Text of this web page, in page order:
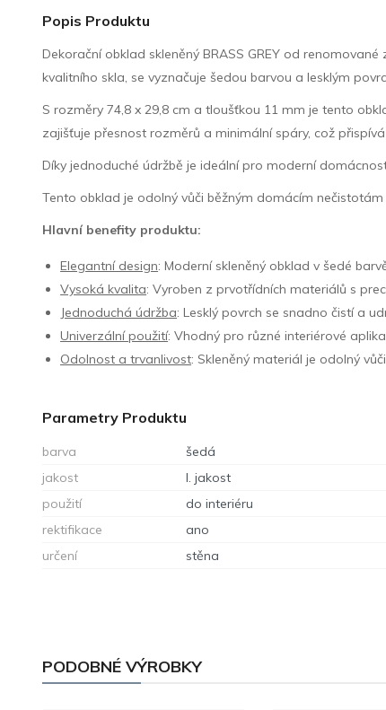
Popis Produktu
Dekorační obklad skleněný BRASS GREY od
kvalitního skla, se vyznačuje šedou barvou a lesklým
S rozměry 74,8 x 29,8 cm a tloušťkou 11 mm je tento
zajišťuje přesnost rozměrů a minimální spáry, což
Díky jednoduché údržbě je ideální pro moderní
Tento obklad je odolný vůči běžným domácím
Hlavní benefity produktu:
Elegantní design: Moderní skleněný obklad v šedé
Vysoká kvalita: Vyroben z prvotřídních materiálů s
Jednoduchá údržba: Lesklý povrch se snadno čistí a
Univerzální použití: Vhodný pro různé interiérové
Odolnost a trvanlivost: Skleněný materiál je odolný
Parametry Produktu
barva šedá
jakost
I. jakost
použití
do interiéru
rektifikace
ano
určení
stěna
PODOBNÉ VÝROBKY